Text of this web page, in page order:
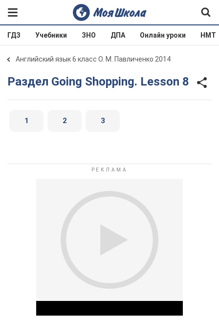
ГДЗ Учебники ЗНО ДПА Онлайн уроки НМТ
Английский язык 6 класс О. М. Павличенко 2014
Раздел Going Shopping. Lesson 8
1 2 3